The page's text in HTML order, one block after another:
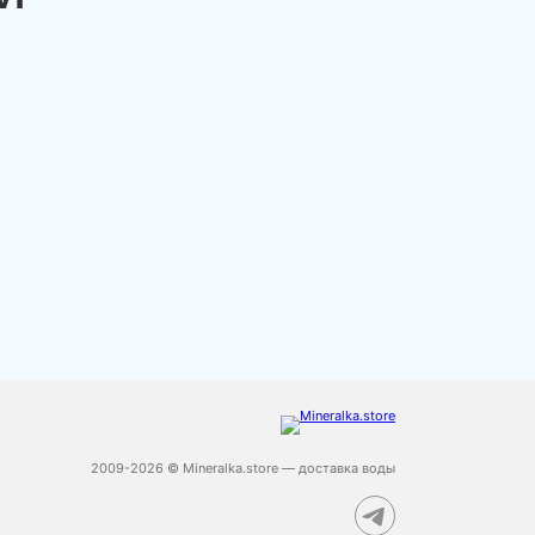
2009-2026 © Mineralka.store — доставка воды